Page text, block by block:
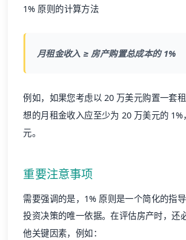
1% 原则的计算方法
月租金收入 ≥ 房产购置总成本的 1%
例如，如果您考虑以 20 万美元购置一套
想的月租金收入应至少为 20 万美元的
元。
重要注意事项
需要强调的是，1% 原则是一个简化的指
投资决策的唯一依据。在评估房产时，还
他关键因素，例如：